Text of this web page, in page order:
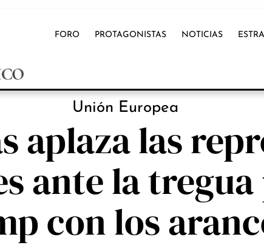
FORO PROTAGONISTAS NOTICIAS
Unión Europea
aplaza las
ante la
con los